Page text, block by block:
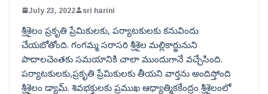
July 23, 2022 sri harini
శ్రీశైలం ప్రకృతి ప్రేమికులకు, పర్యాటకులకు కనువిందు
చేయబోతోంది. గంగమ్మ సరాసరి శ్రీశైల మల్లికార్జునుని
పాదాలచెంతకు సమయానికి చాలా ముందుగానే వచ్చేసింది.
పర్యాటకులకు,ప్రకృతి ప్రేమికులకు తీయని వార్తను అందిస్తోంది
శ్రీశైలం డ్యామ్. శివభక్తులకు ప్రముఖ ఆధ్యాత్మికకేంద్రం శ్రీశైలంలో